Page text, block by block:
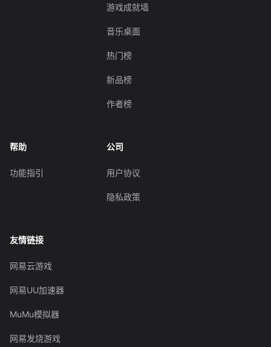
游戏成就墙
音乐桌面
热门榜
新品榜
作者榜
帮助
功能指引
公司
用户协议
隐私政策
友情链接
网易云游戏
网易UU加速器
MuMu模拟器
网易发烧游戏